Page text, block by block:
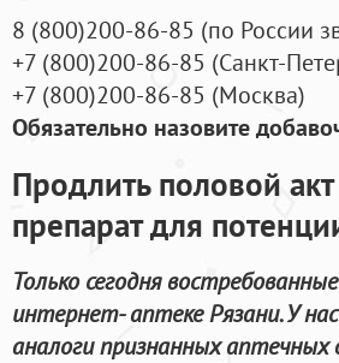
8 (800)200-86-85 (по России
+7 (800)200-86-85 (Санкт-
+7 (800)200-86-85 (Москва)
Обязательно назовите
Продлить половой
препарат для
Только сегодня
интернет- аптеке Рязани. У
аналоги признанных аптечных